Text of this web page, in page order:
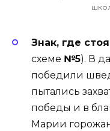
Знак, где
схеме №5). В
победили
пытались
победы и в
Марии